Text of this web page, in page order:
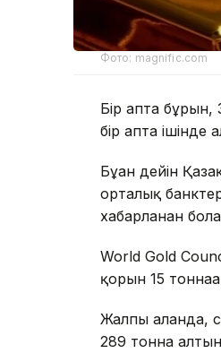
Фото: magnific.com
Бір апта бұрын,
бір апта ішінде
Бұған дейін
орталық
хабарланған
World Gold
қорын 15 тоннаға
Жалпы алғанда,
289 тонна